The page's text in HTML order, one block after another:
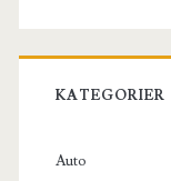
KATEGORIER
Auto